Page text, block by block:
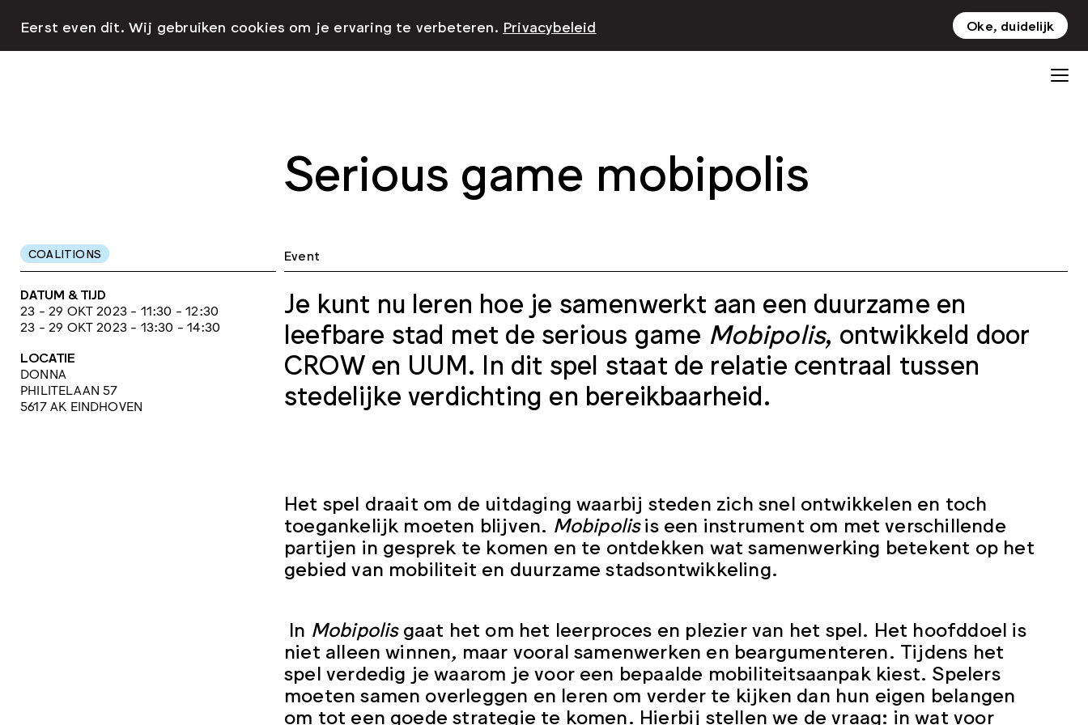
NL EN
Serious game mobipolis
COALITIONS
DATUM & TIJD
23 - 29 OKT 2023 - 11:30 - 12:30
23 - 29 OKT 2023 - 13:30 - 14:30
LOCATIE
DONNA
PHILITELAAN 57
5617 AK EINDHOVEN
Event
Je kunt nu leren hoe je samenwerkt aan een duurzame en
leefbare stad met de serious game Mobipolis, ontwikkeld door
CROW en UUM. In dit spel staat de relatie centraal tussen
stedelijke verdichting en bereikbaarheid.
Het spel draait om de uitdaging waarbij steden zich snel ontwikkelen en toch
toegankelijk moeten blijven. Mobipolisis een instrument om met verschillende
partijen in gesprek te komen en te ontdekken wat samenwerking betekent op het
gebied van mobiliteit en duurzame stadsontwikkeling.
In Mobipolisgaat het om het leerproces en plezier van het spel. Het hoofddoel is
niet alleen winnen, maar vooral samenwerken en beargumenteren. Tijdens het
spel verdedig je waarom je voor een bepaalde mobiliteitsaanpak kiest. Spelers
moeten samen overleggen en leren om verder te kijken dan hun eigen belangen
om tot een goede strategie te komen. Hierbij stellen we de vraag: in wat voor
Eerst even dit. Wij gebruiken cookies om je ervaring te verbeteren. Privacybeleid Oke, duidelijk